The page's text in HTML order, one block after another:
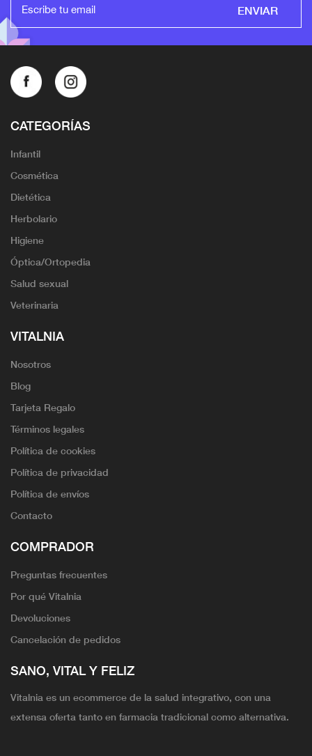
ENVIAR
CATEGORÍAS
Infantil
Cosmética
Dietética
Herbolario
Higiene
Óptica/Ortopedia
Salud sexual
Veterinaria
VITALNIA
Nosotros
Blog
Tarjeta Regalo
Términos legales
Política de cookies
Política de privacidad
Política de envíos
Contacto
COMPRADOR
Preguntas frecuentes
Por qué Vitalnia
Devoluciones
Cancelación de pedidos
SANO, VITAL Y FELIZ
Vitalnia es un ecommerce de la salud integrativo, con una
extensa oferta tanto en farmacia tradicional como alternativa.